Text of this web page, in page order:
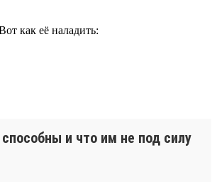
как её наладить:
и что им не под силу